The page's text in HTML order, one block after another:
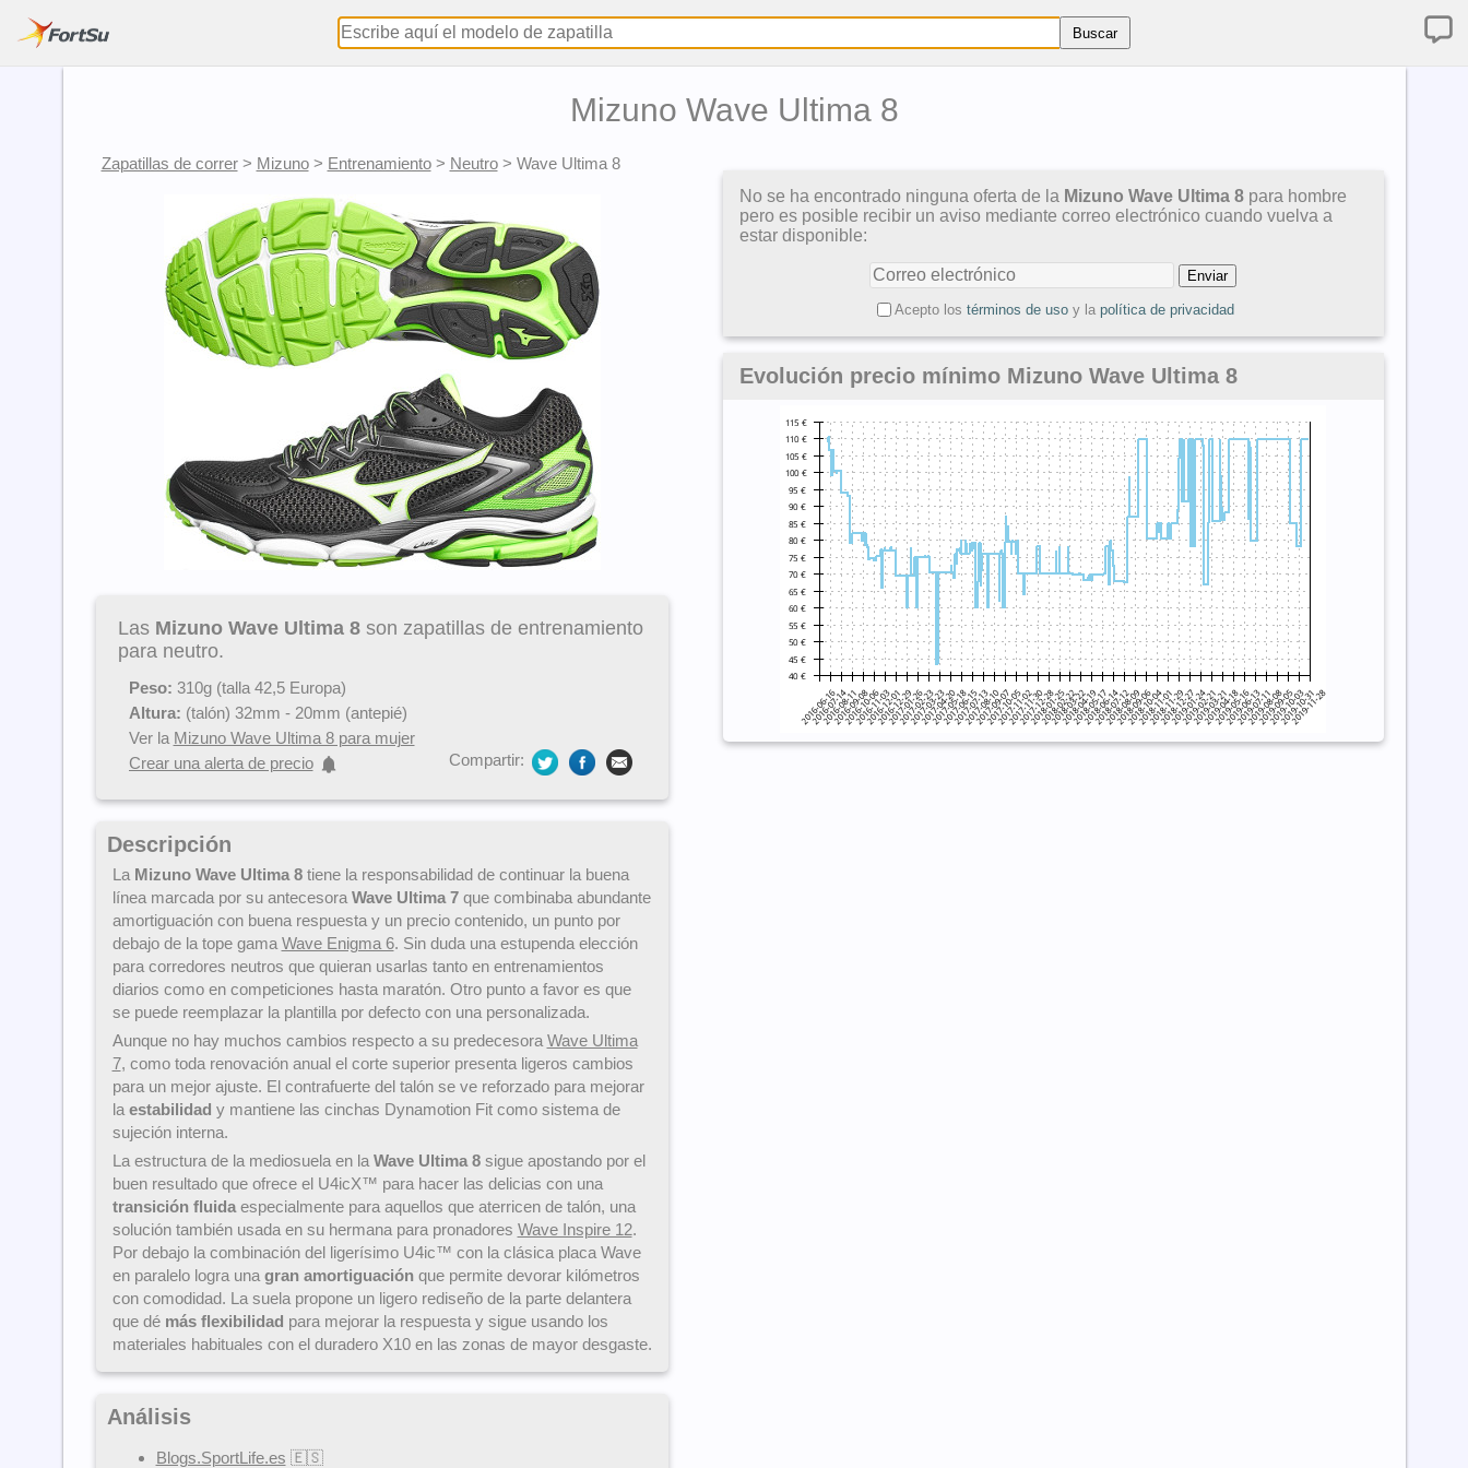
Mizuno Wave Ultima 8
Zapatillas de correr> Mizuno> Entrenamiento> Neutro> Wave Ultima 8
Las Mizuno Wave Ultima 8son zapatillas de entrenamiento
para neutro.
Peso: 310g (talla 42,5 Europa)
Altura: (talón) 32mm - 20mm (antepié)
Ver la Mizuno Wave Ultima 8 para mujer
Crear una alerta de precio
Compartir:
Descripción
La Mizuno Wave Ultima 8tiene la responsabilidad de continuar la buena
línea marcada por su antecesora Wave Ultima 7que combinaba abundante
amortiguación con buena respuesta y un precio contenido, un punto por
debajo de la tope gama Wave Enigma 6. Sin duda una estupenda elección
para corredores neutros que quieran usarlas tanto en entrenamientos
diarios como en competiciones hasta maratón. Otro punto a favor es que
se puede reemplazar la plantilla por defecto con una personalizada.
Aunque no hay muchos cambios respecto a su predecesora Wave Ultima
7, como toda renovación anual el corte superior presenta ligeros cambios
para un mejor ajuste. El contrafuerte del talón se ve reforzado para mejorar
la estabilidad y mantiene las cinchas Dynamotion Fit como sistema de
sujeción interna.
La estructura de la mediosuela en la Wave Ultima 8sigue apostando por el
buen resultado que ofrece el U4icX™ para hacer las delicias con una
transición fluidaespecialmente para aquellos que aterricen de talón, una
solución también usada en su hermana para pronadores Wave Inspire 12.
Por debajo la combinación del ligerísimo U4ic™ con la clásica placa Wave
en paralelo logra una gran amortiguaciónque permite devorar kilómetros
con comodidad. La suela propone un ligero rediseño de la parte delantera
que dé más flexibilidad para mejorar la respuesta y sigue usando los
materiales habituales con el duradero X10 en las zonas de mayor desgaste.
Análisis
Blogs.SportLife.es 🇪🇸
No se ha encontrado ninguna oferta de la Mizuno Wave Ultima 8 para hombre
pero es posible recibir un aviso mediante correo electrónico cuando vuelva a
estar disponible:
Acepto los términos de usoy la política de privacidad
Evolución precio mínimo Mizuno Wave Ultima 8